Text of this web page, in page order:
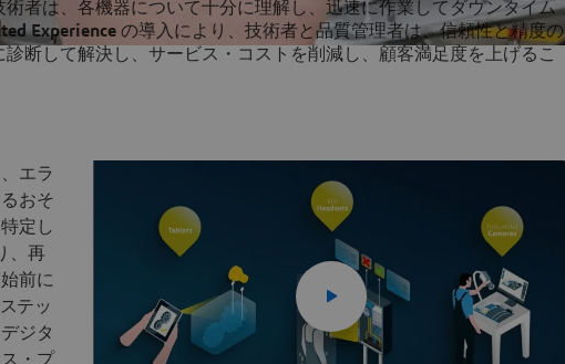
者は、各機器について十分に理解し、迅速に作業してダウンタイム
Experience の導入により、技術者と品質管理者は、信頼性と精度の
断して解決し、サービス・コストを削減し、顧客満足度を上げるこ
エラ
おそ
定し
、再
前に
テッ
ジタ
・プ